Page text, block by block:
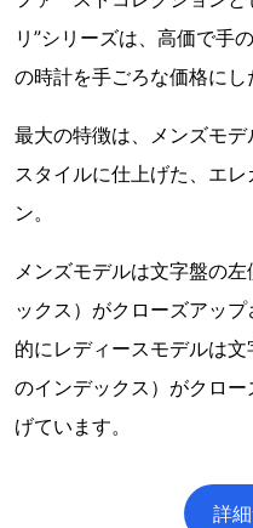
リ”シリーズは、高価で手
の時計を手ごろな価格にし
最大の特徴は、メンズモ
スタイルに仕上げた、エ
ン。
メンズモデルは文字盤の
ックス）がクローズアッ
的にレディースモデルは
のインデックス）がクロ
げています。
詳